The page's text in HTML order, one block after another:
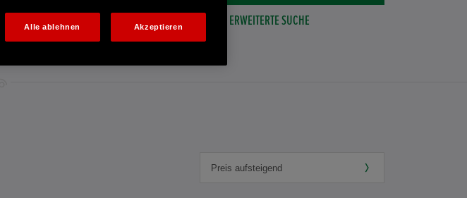
ERWEITERTE SUCHE
Alle ablehnen Akzeptieren